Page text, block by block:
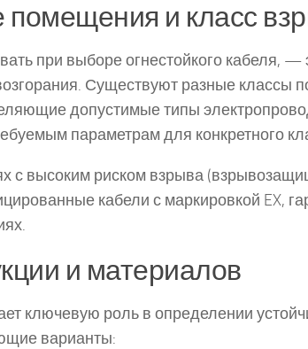
помещения и класс
при выборе огнестойкого кабеля,
Существуют разные классы
допустимые типы
параметрам для конкретного
с высоким риском взрыва
кабели с маркировкой EX,
и материалов
ключевую роль в определении
варианты: